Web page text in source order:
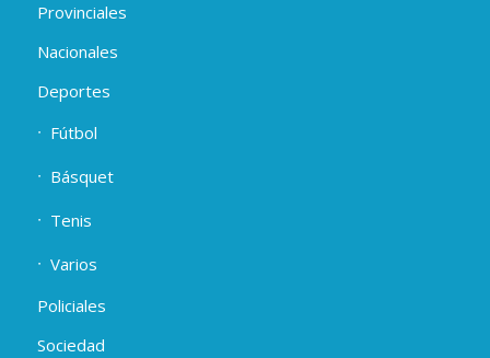
Provinciales
Nacionales
Deportes
Fútbol
Básquet
Tenis
Varios
Policiales
Sociedad